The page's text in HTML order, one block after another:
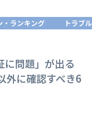
・ランキング トラブ
に問題」が出る
外に確認すべき6